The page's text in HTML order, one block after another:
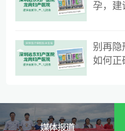
孕，建
别再隐
如何正